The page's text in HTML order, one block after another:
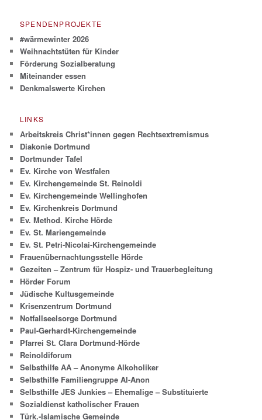
SPENDENPROJEKTE
#wärmewinter 2026
Weihnachtstüten für Kinder
Förderung Sozialberatung
Miteinander essen
Denkmalswerte Kirchen
LINKS
Arbeitskreis Christ*innen gegen Rechtsextremismus
Diakonie Dortmund
Dortmunder Tafel
Ev. Kirche von Westfalen
Ev. Kirchengemeinde St. Reinoldi
Ev. Kirchengemeinde Wellinghofen
Ev. Kirchenkreis Dortmund
Ev. Method. Kirche Hörde
Ev. St. Mariengemeinde
Ev. St. Petri-Nicolai-Kirchengemeinde
Frauenübernachtungsstelle Hörde
Gezeiten – Zentrum für Hospiz- und Trauerbegleitung
Hörder Forum
Jüdische Kultusgemeinde
Krisenzentrum Dortmund
Notfallseelsorge Dortmund
Paul-Gerhardt-Kirchengemeinde
Pfarrei St. Clara Dortmund-Hörde
Reinoldiforum
Selbsthilfe AA – Anonyme Alkoholiker
Selbsthilfe Familiengruppe Al-Anon
Selbsthilfe JES Junkies – Ehemalige – Substituierte
Sozialdienst katholischer Frauen
Türk.-Islamische Gemeinde